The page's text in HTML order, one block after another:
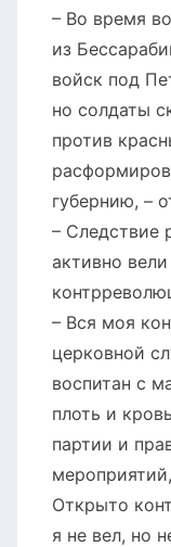
– Во время
из
войск под
но солдаты
против
губернию, –
– Следствие
активно
– Вся моя
церковной
воспитан с
плоть и
партии и
Открыто
я не вел, но